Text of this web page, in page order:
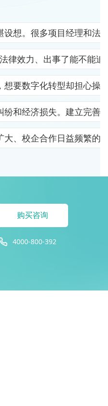
想。很多项目经理和法
效力、出事了能不能
要数字化转型却担心操
和经济损失。建立完
、校企合作日益频繁
购买咨询
4000-800-392